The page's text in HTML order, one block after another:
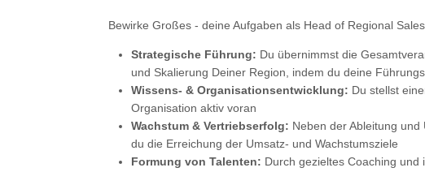
Bewirke Großes - deine Aufgaben als Head of Regional Sales
Strategische Führung: Du übernimmst die
und Skalierung Deiner Region, indem du deine
Wissens- & Organisationsentwicklung: Du stellst
Organisation aktiv voran
Wachstum & Vertriebserfolg: Neben der Ableitung
du die Erreichung der Umsatz- und Wachstumsziele
Formung von Talenten: Durch gezieltes Coaching